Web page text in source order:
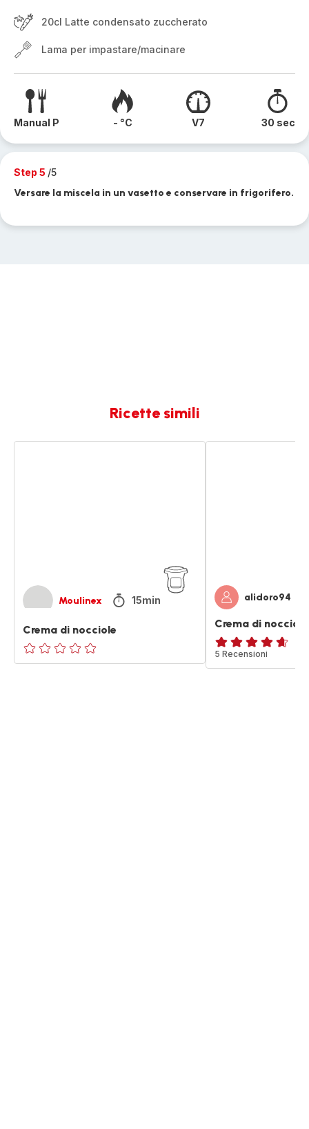
20cl Latte condensato zuccherato
Lama per impastare/macinare
Manual P - °C V7 30 sec
Step 5 /5
Versare la miscela in un vasetto e conservare in frigorifero.
Ricette simili
Moulinex 15min
Crema di nocciole
ratings.0
alidoro94
Crema di nocciole
ratings.4.6
5 Recensioni